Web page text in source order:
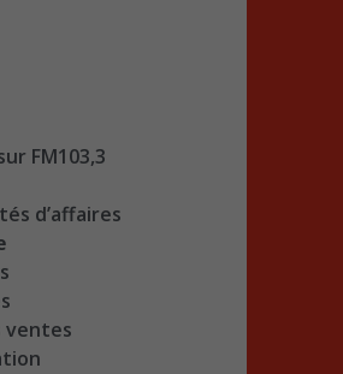
FM103,3
d’affaires
ventes